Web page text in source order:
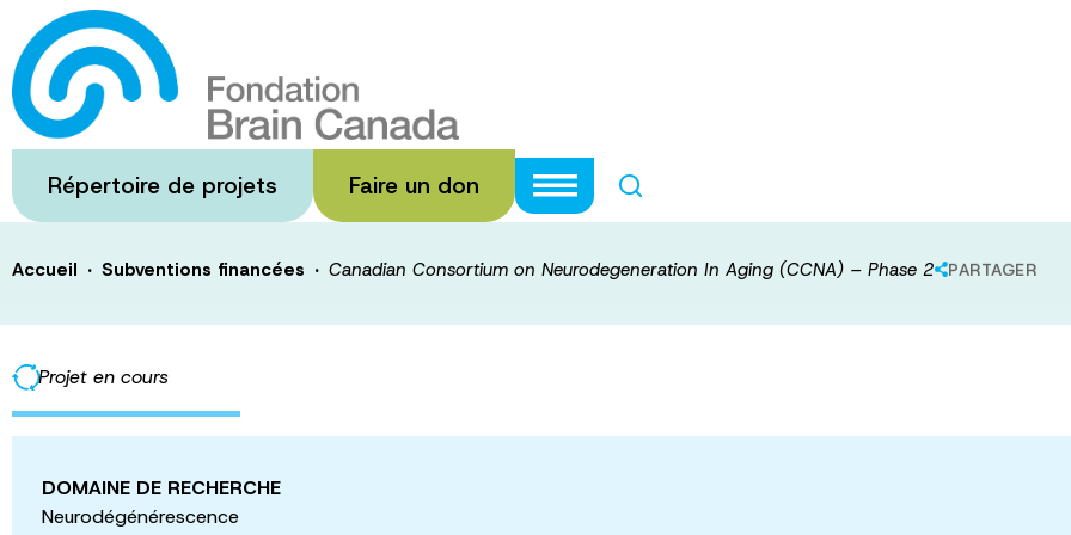
Passer
au
contenu
principal
Répertoire de projets Faire un don
Canadian Consortium on
Aging (CCNA) – Phase 2
Accueil · Subventions financées · Canadian Consortium on Neurodegeneration In Aging (CCNA) – Phase 2 PARTAGER
Projet en cours
DOMAINE DE RECHERCHE
Neurodégénérescence